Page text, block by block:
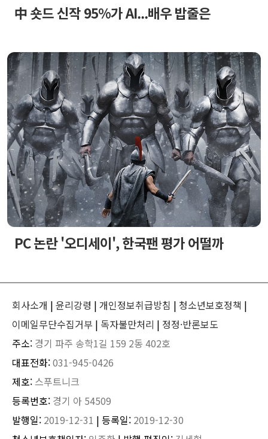
中 숏드 신작 95%가 AI...배우 밥줄은
PC 논란 '오디세이', 한국팬 평가 어떨까
회사소개 | 윤리강령 | 개인정보취급방침 | 청소년보호정책 |
이메일무단수집거부 | 독자불만처리 | 정정·반론보도
주소: 경기 파주 송학1길 159 2동 402호
대표전화:031-945-0426
제호: 스푸트니크
등록번호: 경기 아 54509
발행일: 2019-12-31 | 등록일: 2019-12-30